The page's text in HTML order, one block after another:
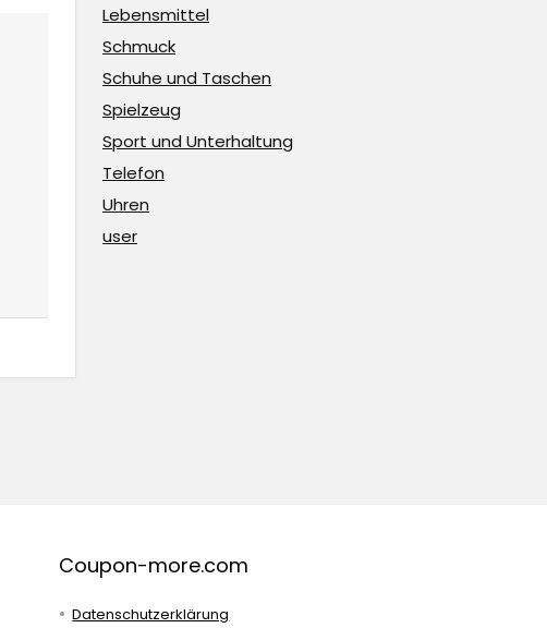
Lebensmittel
Schmuck
Schuhe und Taschen
Spielzeug
Sport und Unterhaltung
Telefon
Uhren
user
Coupon-more.com
Datenschutzerklärung